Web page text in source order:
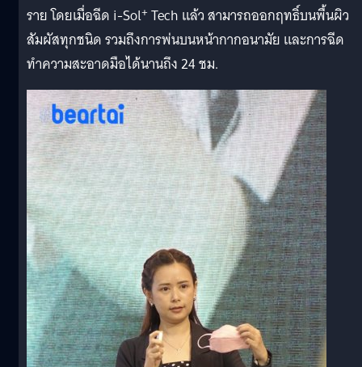
ราย โดยเมื่อฉีด i-Sol+Tech แล้ว สามารถออกฤทธิ์บนพื้นผิว
สัมผัสทุกชนิด รวมถึงการพ่นบนหน้ากากอนามัย และการฉีด
ทำความสะอาดมือได้นานถึง 24 ชม.